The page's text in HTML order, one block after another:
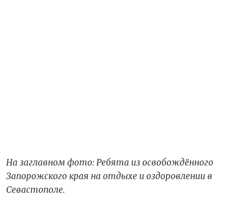
На заглавном фото: Ребята из освобождённого
Запорожского края на отдыхе и оздоровлении в
Севастополе.